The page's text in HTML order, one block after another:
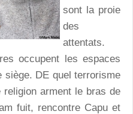
sont la proie
des
attentats.
occupent les espaces
siège. DE quel terrorisme
religion arment le bras de
fuit, rencontre Capu et